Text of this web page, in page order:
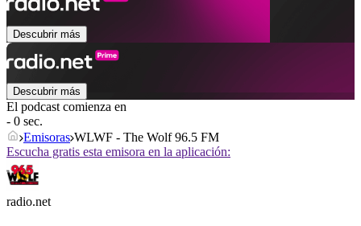
Descubrir más
Descubrir más
El podcast comienza en
- 0 sec.
Emisoras WLWF - The Wolf 96.5 FM
Escucha gratis esta emisora en la aplicación:
radio.net